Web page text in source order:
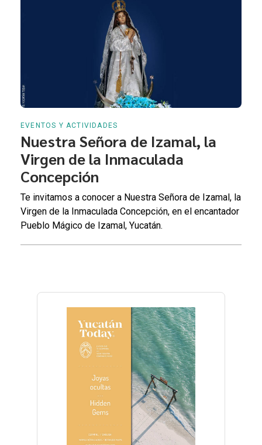
EVENTOS Y ACTIVIDADES
Nuestra Señora de Izamal, la
Virgen de la Inmaculada
Concepción
Te invitamos a conocer a Nuestra Señora de Izamal, la
Virgen de la Inmaculada Concepción, en el encantador
Pueblo Mágico de Izamal, Yucatán.